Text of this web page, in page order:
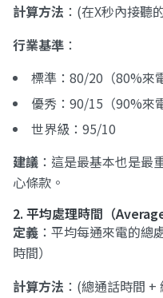
計算方法 ：(在X秒內接
行業基準 ：
標準：80/20（80%來
優秀：90/15（90%來
世界級：95/10
建議 ：這是最基本也是最
心條款。
2. 平均處理時間（
定義 ：平均每通來電的總
時間）
計算方法 ：(總通話時間